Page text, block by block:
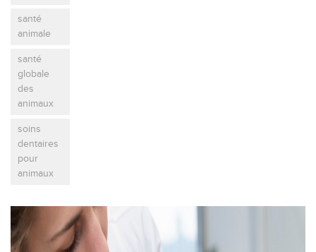
santé
animale
santé
globale
des
animaux
soins
dentaires
pour
animaux